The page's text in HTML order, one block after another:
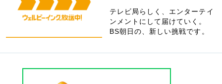
テレビ局らしく、エンターテイ
ンメントにして届けていく。
BS朝日の、新しい挑戦です。